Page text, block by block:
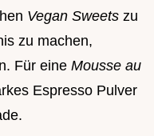
Vegan Sweets zu
zu machen,
Für eine Mousse au
Espresso Pulver